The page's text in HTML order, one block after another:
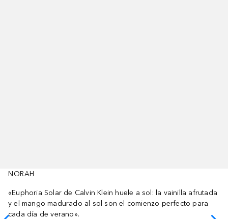
NORAH
«Euphoria Solar de Calvin Klein huele a sol: la vainilla afrutada
y el mango madurado al sol son el comienzo perfecto para
cada día de verano».